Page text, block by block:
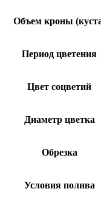
Объем кроны
Период цветения
Цвет соцветий
Диаметр цветка
Обрезка
Условия полива